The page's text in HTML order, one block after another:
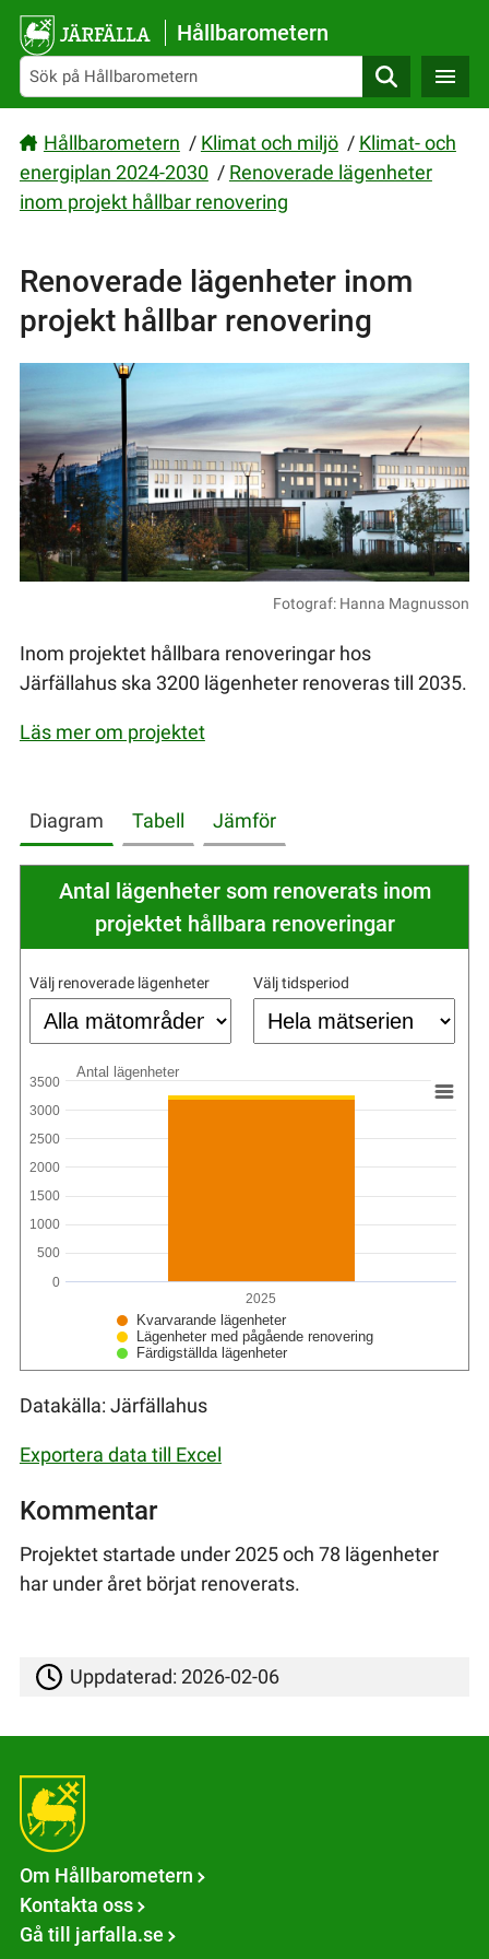
Gå direkt till sidans innehåll
Hållbarometern
Sök
Hållbarometern / Klimat och miljö / Klimat- och
energiplan 2024-2030 / Renoverade lägenheter
inom projekt hållbar renovering
Renoverade lägenheter inom
projekt hållbar renovering
Fotograf: Hanna Magnusson
Inom projektet hållbara renoveringar hos
Järfällahus ska 3200 lägenheter renoveras till 2035.
Läs mer om projektet
Diagram Tabell Jämför
Antal lägenheter som renoverats inom
projektet hållbara renoveringar
Välj renoverade lägenheter Välj tidsperiod
Antal lägenheter
Kvarvarande lägenheter
Lägenheter med pågående renovering
Färdigställda lägenheter
2025
0
500
1000
1500
2000
2500
3000
3500
Datakälla: Järfällahus
Exportera data till Excel
Kommentar
Projektet startade under 2025 och 78 lägenheter
har under året börjat renoverats.
Uppdaterad:2026-02-06
Om Hållbarometern
Kontakta oss
Gå till jarfalla.se